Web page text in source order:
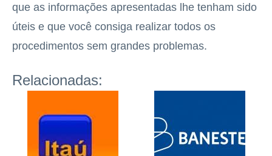
que as informações apresentadas lhe tenham sido
úteis e que você consiga realizar todos os
procedimentos sem grandes problemas.
Relacionadas: